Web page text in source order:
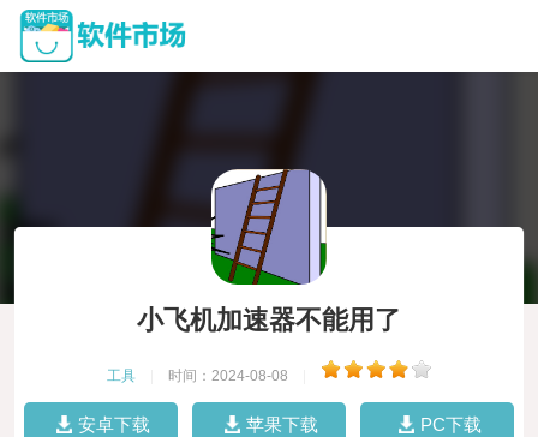
小飞机加速器不能用了
工具 时间：2024-08-08
安卓下载 苹果下载 PC下载